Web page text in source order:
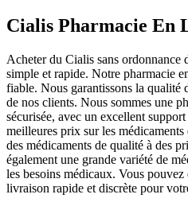
Cialis Pharmacie En
Acheter du Cialis sans ordonnance
simple et rapide. Notre pharmacie
fiable. Nous garantissons la qualité
de nos clients. Nous sommes une
sécurisée, avec un excellent
meilleures prix sur les
des médicaments de qualité à des
également une grande variété de
les besoins médicaux. Vous
livraison rapide et discrète pour